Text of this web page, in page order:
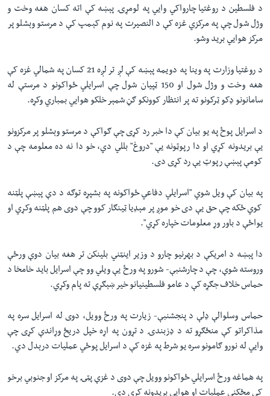
د فلسطین د روغتیا چارواکي وایي په لومړۍ پېښه کې اته کسان هغه وخت و
وژل شول چې په مرکزي غزه کې د النصیرت په نوم کېمپ کې د مرستو وېشلو پر
مرکز هوایي برید وشو.
د روغتیا وزارت په وینا په دویمه پېښه کې لږ تر لږه 21 کسان په شمالي غزه کې
هغه وخت و وژل شول او 150 ټپیان شول چې اسرایلي ځواکونو د مرستې له
سامانونو ډکو ټرکونو ته پر انتظار کوونکو ګڼ شمېر خلکو هوایي بمباري وکړه.
د اسرایل پوځ په یو بیان کې دا خبر رد کړی چې ګواکې د مرستو وېشلو پر مرکزونو
یې بریدونه کړي او دا رپوټونه یې "دروغ" بللي دي، خو دا نه ده معلومه چې د
کومې پېښې رپوټ یې رد کړی دی.
په بیان کې ویل شوي "اسرایلي دفاعي ځواکونه په بشپړه توګه د دې پېښې پلټنه
کوي ځکه چې حق یې دی خو موږ پر مېډیا ټینګار کوو چې دوی هم پلټنه وکړي او
یواځې د باور وړ معلومات خپاره کړي".
دا پېښه د امریکې د بهرنیو چارو د وزیر اینټني بلینکن تر هغه بیان دوې ورځې
وروسته شوې، چې د چارشنبې- شورو په ورځ یې ویلي وو چې اسرایل باید خامخا د
حماس خلاف جګړه کې د عامو فلسطینیانو خیر ښېګړې ته پام وکړي.
حماس وسلوالې ډلې د پنجشنبې- زیارت په ورځ وویل، دوی له اسرایل سره په
مذاکراتو کې منځګړو ته د ډزبندۍ د تړون په اړه خپل دریځ وړاندې کړی چې
وایي له نورو ګامونو سره یو شرط په غزه کې د اسرایل پوځي عملیات درېدل دي.
په هماغه ورځ اسرایلي ځواکونو وویل چې دوی د غزې پټۍ په مرکز او جنوبي برخو
کې مځکني عملیات او هوایي بریدونه کړي دي.